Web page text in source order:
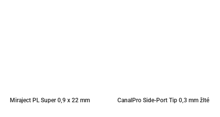
Miraject PL Super 0,9 x 22 mm CanalPro Side-Port Tip 0,3 mm žlté